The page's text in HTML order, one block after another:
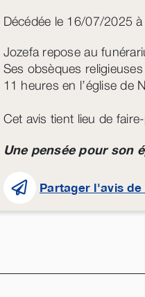
Décédée le 16/07/2025
Jozefa repose au
Ses obsèques
11 heures en l’église de
Cet avis tient lieu de
Une pensée pour son
Partager l'avis de